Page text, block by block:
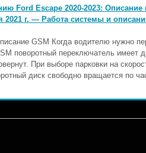
Ford Escape 2020-2023:
2021 г. — Работа системы и
GSM Когда водителю нужно
поворотный переключатель имеет
При выборе парковки на
диск свободно вращается по